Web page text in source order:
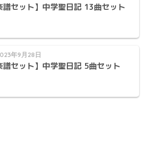
譜セット】中学聖日記 13曲セット
年9月28日
譜セット】中学聖日記 5曲セット